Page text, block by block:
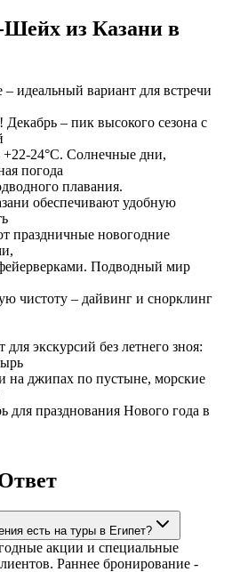
из Казани в
идеальный вариант для встречи
– пик высокого сезона с
24°C. Солнечные дни,
погода
плавания.
обеспечивают удобную
праздничные новогодние
Подводный мир
чистоту – дайвинг и снорклинг
экскурсий без летнего зноя:
на джипах по пустыне, морские
для празднования Нового года в
есть на туры в Египет?
акции и специальные
Раннее бронирование -